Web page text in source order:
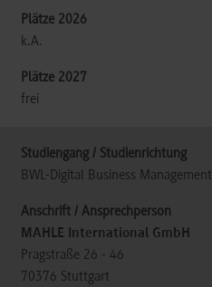
k.A.
frei
BWL-Digital Business Management
MAHLE International GmbH
Pragstraße 26 - 46
70376 Stuttgart